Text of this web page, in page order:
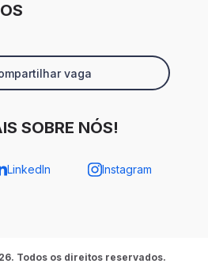
vaga
SOBRE NÓS!
LinkedIn Instagram
Todos os direitos reservados.